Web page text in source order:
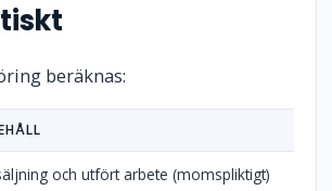
beräknas:
och utfört arbete (momspliktigt)